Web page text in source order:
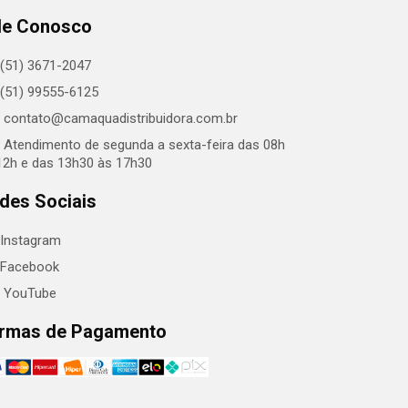
Conosco
(51) 3671-2047
(51) 99555-6125
contato@camaquadistribuidora.com.br
Atendimento de segunda a sexta-feira das 08h
e das 13h30 às 17h30
Sociais
Instagram
Facebook
YouTube
de Pagamento